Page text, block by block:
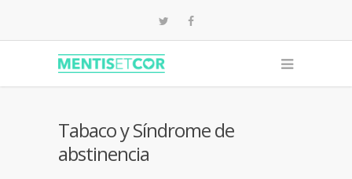
Tabaco y Síndrome de
abstinencia